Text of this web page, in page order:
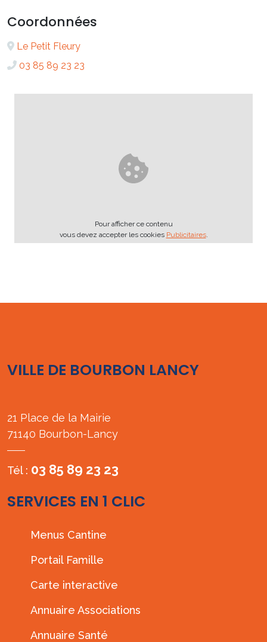
Coordonnées
Le Petit Fleury
03 85 89 23 23
Pour afficher ce contenu
vous devez accepter les cookies Publicitaires.
VILLE DE BOURBON LANCY
21 Place de la Mairie
71140 Bourbon-Lancy
Tél : 03 85 89 23 23
SERVICES EN 1 CLIC
Menus Cantine
Portail Famille
Carte interactive
Annuaire Associations
Annuaire Santé